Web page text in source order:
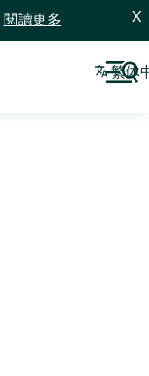
閱讀更多 X
繁体